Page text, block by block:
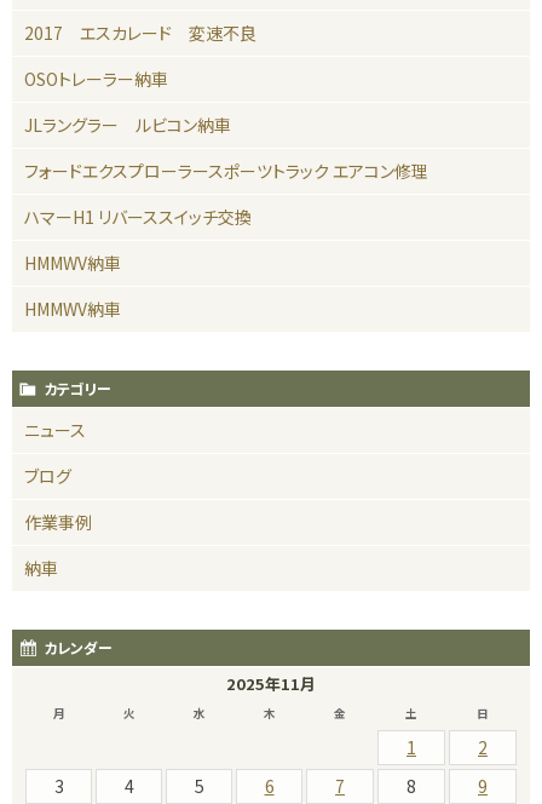
2017 エスカレード 変速不良
OSOトレーラー納車
JLラングラー ルビコン納車
フォードエクスプローラースポーツトラック エアコン修理
ハマーH1 リバーススイッチ交換
HMMWV納車
HMMWV納車
カテゴリー
ニュース
ブログ
作業事例
納車
カレンダー
2025年11月
月 火 水 木 金 土 日
1
2
3
4 5 6 7 8
9